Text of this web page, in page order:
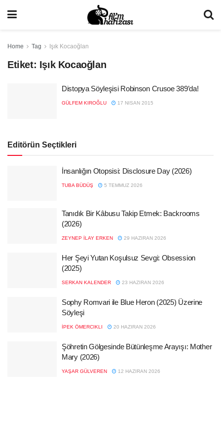
Home Tag Işık Kocaoğlan
Etiket: Işık Kocaoğlan
Distopya Söyleşisi Robinson Crusoe 389’da!
GÜLFEM KIROĞLU 17 NISAN 2015
Editörün Seçtikleri
İnsanlığın Otopsisi: Disclosure Day (2026)
TUBA BÜDÜŞ 5 TEMMUZ 2026
Tanıdık Bir Kâbusu Takip Etmek: Backrooms
(2026)
ZEYNEP İLAY ERKEN 29 HAZIRAN 2026
Her Şeyi Yutan Koşulsuz Sevgi: Obsession
(2025)
SERKAN KALENDER 23 HAZIRAN 2026
Sophy Romvari ile Blue Heron (2025) Üzerine
Söyleşi
İPEK ÖMERCIKLI 20 HAZIRAN 2026
Şöhretin Gölgesinde Bütünleşme Arayışı: Mother
Mary (2026)
YAŞAR GÜLVEREN 12 HAZIRAN 2026